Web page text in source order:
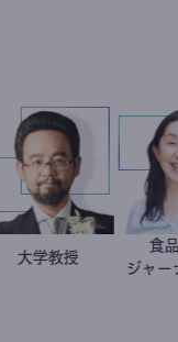
金谷一朗
大学教授